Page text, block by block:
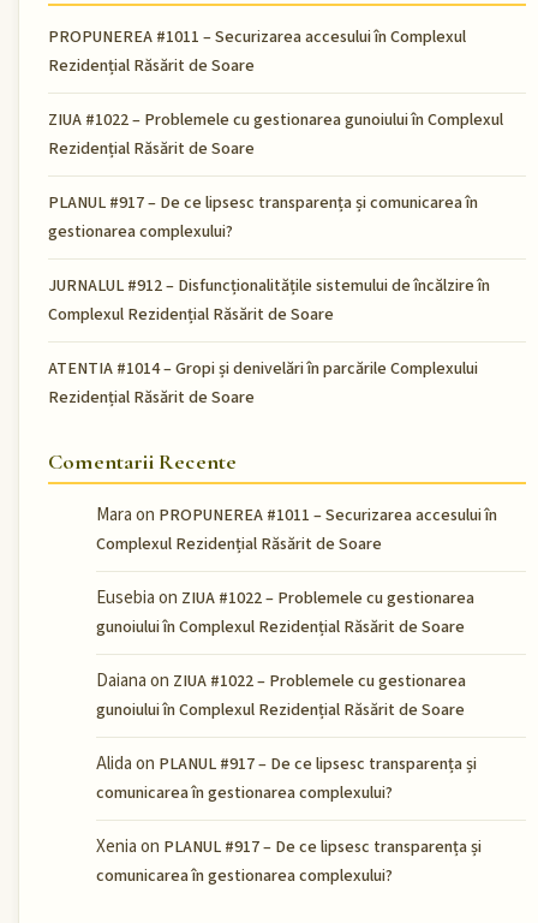
PROPUNEREA #1011 – Securizarea accesului în Complexul
Rezidențial Răsărit de Soare
ZIUA #1022 – Problemele cu gestionarea gunoiului în Complexul
Rezidențial Răsărit de Soare
PLANUL #917 – De ce lipsesc transparența și comunicarea în
gestionarea complexului?
JURNALUL #912 – Disfuncționalitățile sistemului de încălzire în
Complexul Rezidențial Răsărit de Soare
ATENTIA #1014 – Gropi și denivelări în parcările Complexului
Rezidențial Răsărit de Soare
Comentarii Recente
Maraon PROPUNEREA #1011 – Securizarea accesului în
Complexul Rezidențial Răsărit de Soare
Eusebiaon ZIUA #1022 – Problemele cu gestionarea
gunoiului în Complexul Rezidențial Răsărit de Soare
Daianaon ZIUA #1022 – Problemele cu gestionarea
gunoiului în Complexul Rezidențial Răsărit de Soare
Alidaon PLANUL #917 – De ce lipsesc transparența și
comunicarea în gestionarea complexului?
Xeniaon PLANUL #917 – De ce lipsesc transparența și
comunicarea în gestionarea complexului?